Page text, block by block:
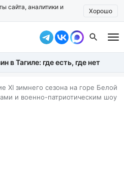
сайта, аналитики и
Хорошо
в Тагиле: где есть, где нет
ХI зимнего сезона на горе Белой
и военно-патриотическим шоу